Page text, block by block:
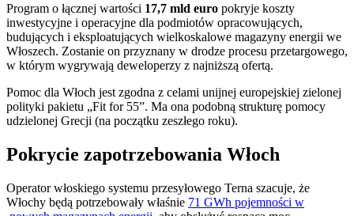
Program o łącznej wartości 17,7 mld euro pokryje koszty
inwestycyjne i operacyjne dla podmiotów opracowujących,
budujących i eksploatujących wielkoskalowe magazyny energii we
Włoszech. Zostanie on przyznany w drodze procesu przetargowego,
w którym wygrywają deweloperzy z najniższą ofertą.
Pomoc dla Włoch jest zgodna z celami unijnej europejskiej zielonej
polityki pakietu „Fit for 55”. Ma ona podobną strukturę pomocy
udzielonej Grecji (na początku zeszłego roku).
Pokrycie zapotrzebowania Włoch
Operator włoskiego systemu przesyłowego Terna szacuje, że
Włochy będą potrzebowały właśnie 71 GWh pojemności w